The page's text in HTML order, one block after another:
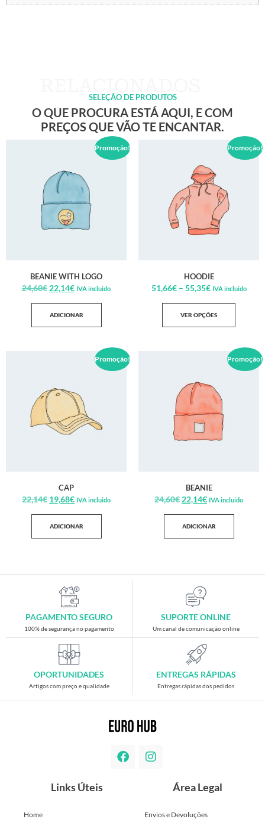
SELEÇÃO DE PRODUTOS
O QUE PROCURA ESTÁ AQUI, E COM
PREÇOS QUE VÃO TE ENCANTAR.
Promoção!
BEANIE WITH LOGO
24,60€ 22,14€ IVA incluido
ADICIONAR
Promoção!
HOODIE
51,66€ – 55,35€ IVA incluido
VER OPÇÕES
Promoção!
CAP
22,14€ 19,68€ IVA incluido
ADICIONAR
Promoção!
BEANIE
24,60€ 22,14€ IVA incluido
ADICIONAR
PAGAMENTO SEGURO
100% de segurança no pagamento
SUPORTE ONLINE
Um canal de comunicação online
OPORTUNIDADES
Artigos com preço e qualidade
ENTREGAS RÁPIDAS
Entregas rápidas dos pedidos
Links Úteis
Home
Área Legal
Envios e Devoluções